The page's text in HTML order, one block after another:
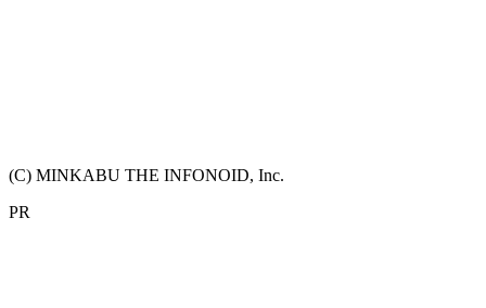
(C) MINKABU THE INFONOID, Inc.
PR